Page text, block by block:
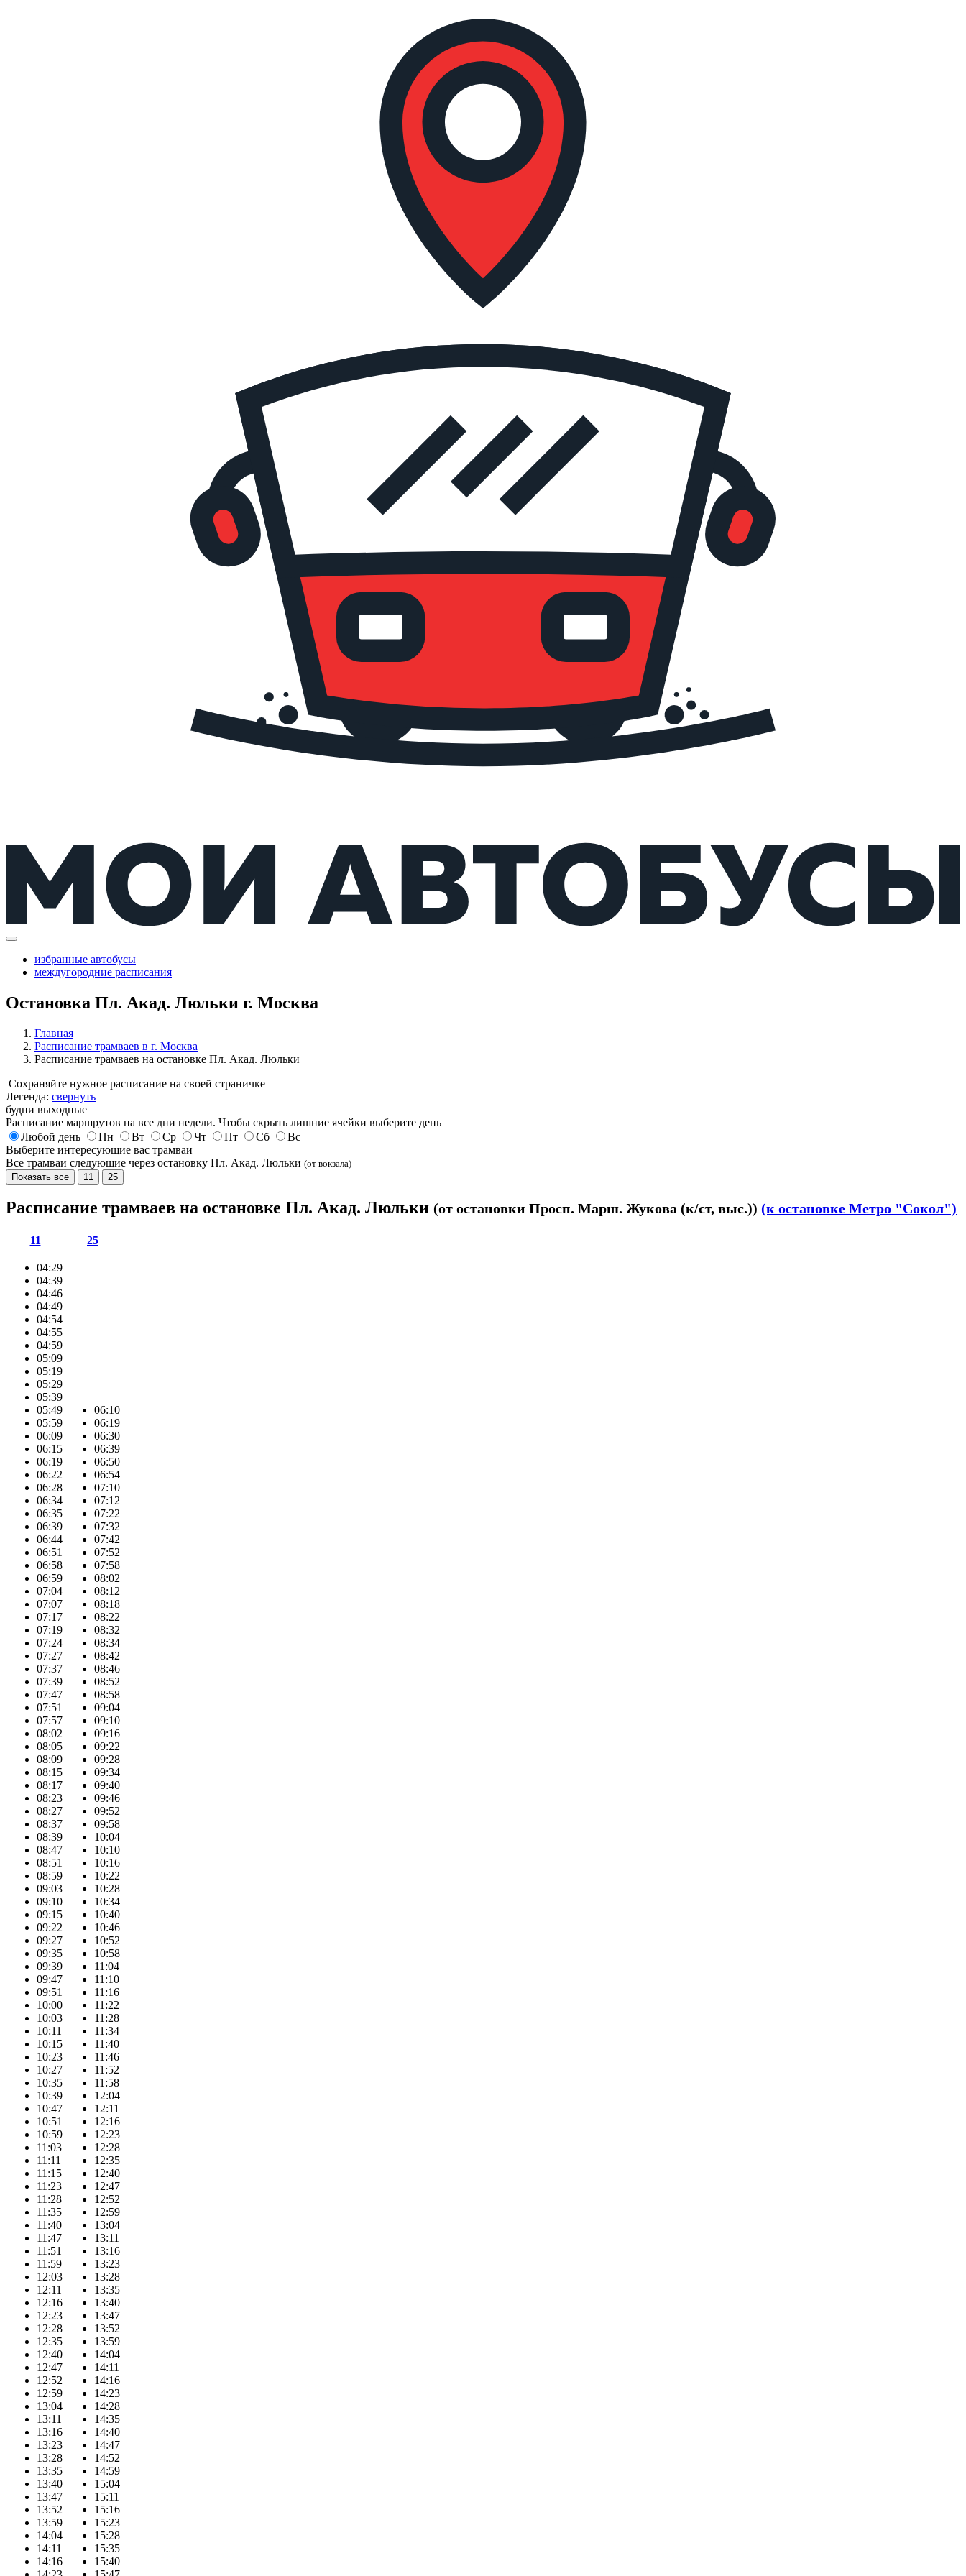
избранные автобусы
междугородние расписания
Остановка Пл. Акад. Люльки г. Москва
Главная
Расписание трамваев в г. Москва
Расписание трамваев на остановке Пл. Акад. Люльки
Сохраняйте нужное расписание на своей страничке
Легенда: свернуть
будни выходные
Расписание маршрутов на все дни недели. Чтобы скрыть лишние ячейки выберите день
Любой день
Пн Вт Ср Чт Пт Сб
Вс
Выберите интересующие вас трамваи
Все трамваи следующие через остановку Пл. Акад. Люльки (от вокзала)
Показать все
11 25
Расписание трамваев на остановке Пл. Акад. Люльки (от остановки Просп. Марш. Жукова (к/ст, выс.)) (к остановке Метро "Сокол")
11 25
04:29
04:39
04:46
04:49
04:54
04:55
04:59
05:09
05:19
05:29
05:39
05:49
05:59
06:09
06:15
06:19
06:22
06:28
06:34
06:35
06:39
06:44
06:51
06:58
06:59
07:04
07:07
07:17
07:19
07:24
07:27
07:37
07:39
07:47
07:51
07:57
08:02
08:05
08:09
08:15
08:17
08:23
08:27
08:37
08:39
08:47
08:51
08:59
09:03
09:10
09:15
09:22
09:27
09:35
09:39
09:47
09:51
10:00
10:03
10:11
10:15
10:23
10:27
10:35
10:39
10:47
10:51
10:59
11:03
11:11
11:15
11:23
11:28
11:35
11:40
11:47
11:51
11:59
12:03
12:11
12:16
12:23
12:28
12:35
12:40
12:47
12:52
12:59
13:04
13:11
13:16
13:23
13:28
13:35
13:40
13:47
13:52
13:59
14:04
14:11
14:16
06:10
06:19
06:30
06:39
06:50
06:54
07:10
07:12
07:22
07:32
07:42
07:52
07:58
08:02
08:12
08:18
08:22
08:32
08:34
08:42
08:46
08:52
08:58
09:04
09:10
09:16
09:22
09:28
09:34
09:40
09:46
09:52
09:58
10:04
10:10
10:16
10:22
10:28
10:34
10:40
10:46
10:52
10:58
11:04
11:10
11:16
11:22
11:28
11:34
11:40
11:46
11:52
11:58
12:04
12:11
12:16
12:23
12:28
12:35
12:40
12:47
12:52
12:59
13:04
13:11
13:16
13:23
13:28
13:35
13:40
13:47
13:52
13:59
14:04
14:11
14:16
14:23
14:28
14:35
14:40
14:47
14:52
14:59
15:04
15:11
15:16
15:23
15:28
15:35
15:40